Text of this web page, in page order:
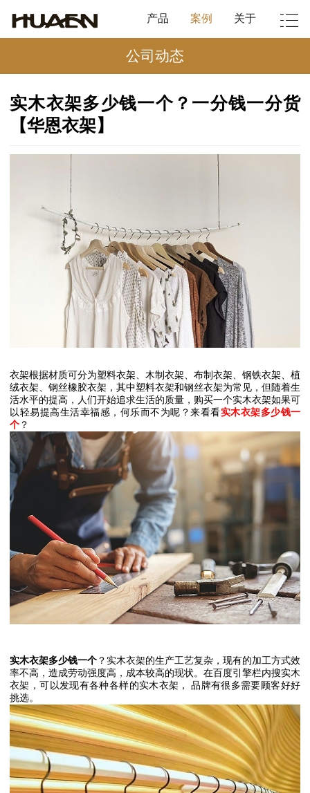
产品 案例 关于
公司动态
实木衣架多少钱一个？一分钱一分货
【华恩衣架】
衣架根据材质可分为塑料衣架、木制衣架、布制衣架、钢铁衣架、植
绒衣架、钢丝橡胶衣架，其中塑料衣架和钢丝衣架为常见，但随着生
活水平的提高，人们开始追求生活的质量，购买一个实木衣架如果可
以轻易提高生活幸福感，何乐而不为呢？来看看实木衣架多少钱一
个 ？
实木衣架多少钱一个 ？实木衣架的生产工艺复杂，现有的加工方式效
率不高，造成劳动强度高，成本较高的现状。在百度引擎栏内搜实木
衣架，可以发现有各种各样的实木衣架，
品牌有很多需要顾客好好
挑选。